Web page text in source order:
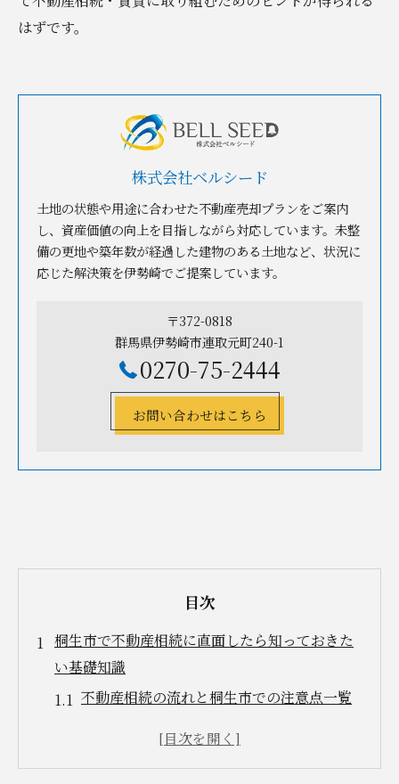
はずです。
株式会社ベルシード
土地の状態や用途に合わせた不動産売却プランをご案内
し、資産価値の向上を目指しながら対応しています。未整
備の更地や築年数が経過した建物のある土地など、状況に
応じた解決策を伊勢崎でご提案しています。
〒372-0818
群馬県伊勢崎市連取元町240-1
0270-75-2444
お問い合わせはこちら
目次
桐生市で不動産相続に直面したら知っておきた
い基礎知識
不動産相続の流れと桐生市での注意点一覧
桐生市賃貸物件の相続で知るべき基礎知識